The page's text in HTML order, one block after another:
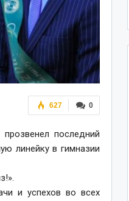
0
627
последний
линейку в гимназии
и успехов во всех